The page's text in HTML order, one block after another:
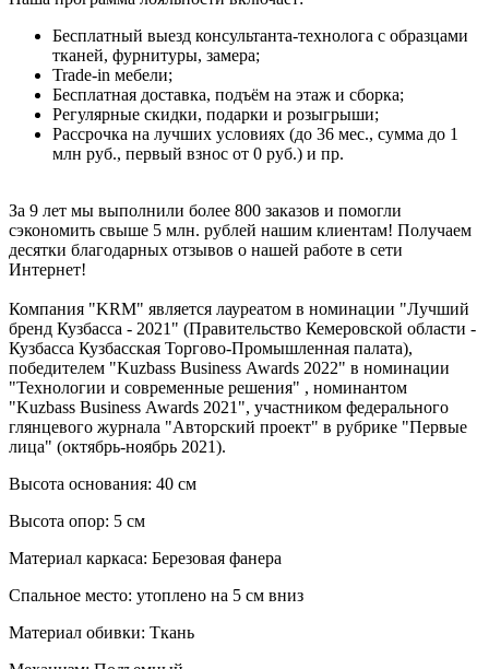
Бесплатный выезд консультанта-технолога с образцами
тканей, фурнитуры, замера;
Trade-in мебели;
Бесплатная доставка, подъём на этаж и сборка;
Регулярные скидки, подарки и розыгрыши;
Рассрочка на лучших условиях (до 36 мес., сумма до 1
млн руб., первый взнос от 0 руб.) и пр.
За 9 лет мы выполнили более 800 заказов и помогли
сэкономить свыше 5 млн. рублей нашим клиентам! Получаем
десятки благодарных отзывов о нашей работе в сети
Интернет!
Компания "KRM" является лауреатом в номинации "Лучший
бренд Кузбасса - 2021" (Правительство Кемеровской области -
Кузбасса Кузбасская Торгово-Промышленная палата),
победителем "Kuzbass Business Awards 2022" в номинации
"Технологии и современные решения" , номинантом
"Kuzbass Business Awards 2021", участником федерального
глянцевого журнала "Авторский проект" в рубрике "Первые
лица" (октябрь-ноябрь 2021).
Высота основания: 40 см
Высота опор: 5 см
Материал каркаса: Березовая фанера
Спальное место: утоплено на 5 см вниз
Материал обивки: Ткань